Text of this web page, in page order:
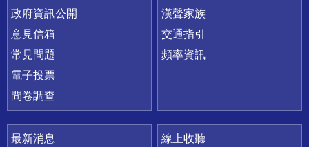
政府資訊公開
意見信箱
常見問題
電子投票
問卷調查
漢聲家族
交通指引
頻率資訊
最新消息
線上收聽